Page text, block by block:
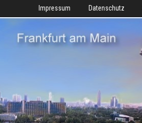
Impressum Datenschutz